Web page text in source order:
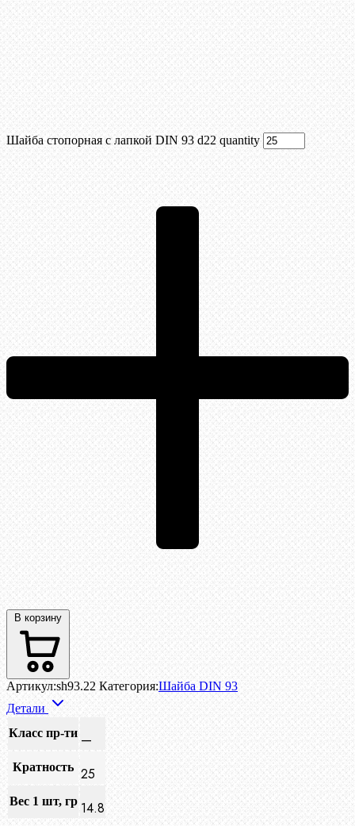
Шайба стопорная с лапкой DIN 93 d22 quantity
В корзину
Артикул:sh93.22 Категория:Шайба DIN 93
Детали
Класс пр-ти —
Кратность 25
Вес 1 шт, гр 14.8